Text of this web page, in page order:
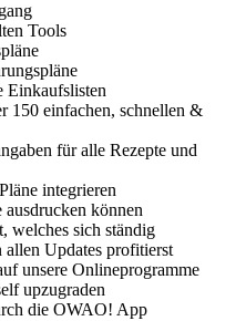
Tools
Einkaufslisten
150 einfachen, schnellen &
für alle Rezepte und
integrieren
ausdrucken können
welches sich ständig
Updates profitierst
unsere Onlineprogramme
upzugraden
die OWAO! App